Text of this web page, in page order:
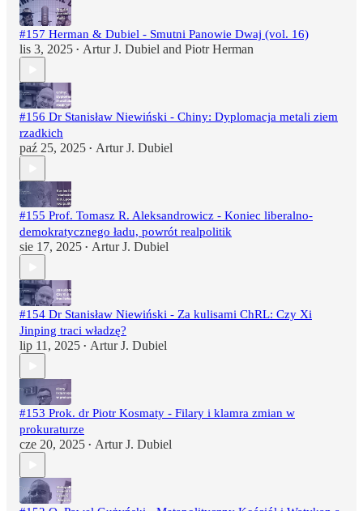
#157 Herman & Dubiel - Smutni Panowie Dwaj (vol. 16)
lis 3, 2025 • Artur J. Dubiel and Piotr Herman
#156 Dr Stanisław Niewiński - Chiny: Dyplomacja metali ziem
rzadkich
paź 25, 2025 • Artur J. Dubiel
#155 Prof. Tomasz R. Aleksandrowicz - Koniec liberalno-
demokratycznego ładu, powrót realpolitik
sie 17, 2025 • Artur J. Dubiel
#154 Dr Stanisław Niewiński - Za kulisami ChRL: Czy Xi
Jinping traci władzę?
lip 11, 2025 • Artur J. Dubiel
#153 Prok. dr Piotr Kosmaty - Filary i klamra zmian w
prokuraturze
cze 20, 2025 • Artur J. Dubiel